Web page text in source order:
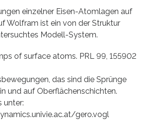
einzelner Eisen-Atomlagen auf
Wolfram ist ein von der Struktur
Modell-System.
of surface atoms. PRL 99, 155902
das sind die Sprünge
und auf Oberflächenschichten.
unter:
gero.vogl